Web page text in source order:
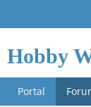
Hobby
Portal